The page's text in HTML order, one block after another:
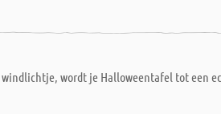
wordt je Halloweentafel tot een